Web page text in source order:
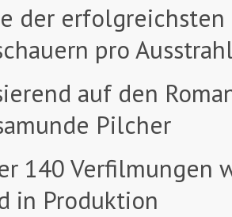
der
pro
auf den
Pilcher
140 Verfilmungen
in Produktion